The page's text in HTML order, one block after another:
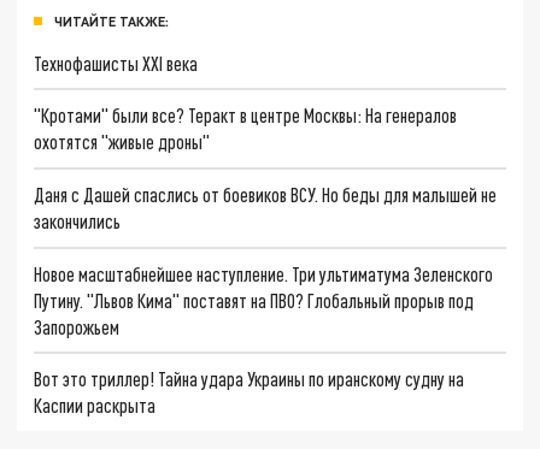
ЧИТАЙТЕ ТАКЖЕ:
Технофашисты XXI века
"Кротами" были все? Теракт в центре Москвы: На генералов
охотятся "живые дроны"
Даня с Дашей спаслись от боевиков ВСУ. Но беды для малышей не
закончились
Новое масштабнейшее наступление. Три ультиматума Зеленского
Путину. "Львов Кима" поставят на ПВО? Глобальный прорыв под
Запорожьем
Вот это триллер! Тайна удара Украины по иранскому судну на
Каспии раскрыта